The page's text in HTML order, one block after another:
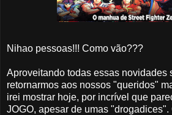
Nihao pessoas!!! Como vão???
Aproveitando todas essas novidades
retornarmos aos nossos "queridos"
irei mostrar hoje, por incrível que
JOGO, apesar de umas "drogadices".